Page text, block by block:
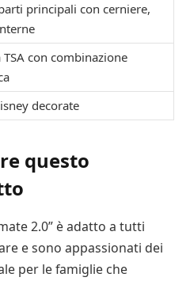
principali con cerniere,
TSA con combinazione
decorate
questo
2.0” è adatto a tutti
e sono appassionati dei
per le famiglie che